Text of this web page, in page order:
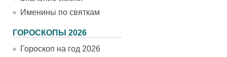
Именины по святкам
ГОРОСКОПЫ 2026
Гороскоп на год 2026